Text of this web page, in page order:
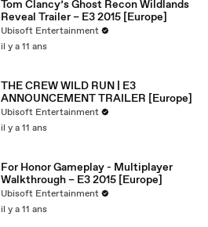
Tom Clancy’s Ghost Recon Wildlands
Reveal Trailer – E3 2015 [Europe]
Ubisoft Entertainment
il y a 11 ans
THE CREW WILD RUN | E3
ANNOUNCEMENT TRAILER [Europe]
Ubisoft Entertainment
il y a 11 ans
For Honor Gameplay - Multiplayer
Walkthrough – E3 2015 [Europe]
Ubisoft Entertainment
il y a 11 ans